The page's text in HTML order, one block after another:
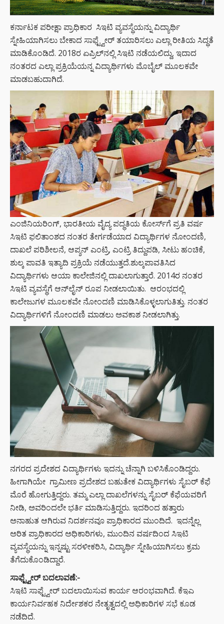
ಕರ್ನಾಟಕ ಪರೀಕ್ಷಾ ಪ್ರಾಧಿಕಾರ ಸಿಇಟಿ ವ್ಯವಸ್ಥೆಯನ್ನು ವಿದ್ಯಾರ್ಥಿ
ಸ್ನೇಹಿಯಾಗಿಸಲು ಬೇಕಾದ ಸಾಫ್ಟ್ವೇರ್‌ ತಯಾರಿಸಲು ಎಲ್ಲಾ ರೀತಿಯ ಸಿದ್ಧತೆ
ಮಾಡಿಕೊಂಡಿದೆ. 2018ರ ಏಪ್ರಿಲ್‌ನಲ್ಲಿ ಸಿಇಟಿ ನಡೆಯಲಿದ್ದು, ಇದಾದ
ನಂತರದ ಎಲ್ಲಾ ಪ್ರಕ್ರಿಯೆಯನ್ನ ವಿದ್ಯಾರ್ಥಿಗಳು ಮೊಬೈಲ್‌ ಮೂಲಕವೇ
ಮಾಡಬಹುದಾಗಿದೆ.
ಎಂಜಿನಿಯರಿಂಗ್‌, ಭಾರತೀಯ ವೈದ್ಯ ಪದ್ಧತಿಯ ಕೋರ್ಸ್‌ಗೆ ಪ್ರತಿ ವರ್ಷ
ಸಿಇಟಿ ಫ‌ಲಿತಾಂಶದ ನಂತರ ತೇರ್ಗಡೆಯಾದ ವಿದ್ಯಾರ್ಥಿಗಳ ನೋಂದಣಿ,
ದಾಖಲೆ ಪರಿಶೀಲನೆ, ಆಪ್ಶನ್‌ ಎಂಟ್ರಿ, ಎಂಟ್ರಿ ತಿದ್ದುಪಡಿ, ಸೀಟು ಹಂಚಿಕೆ,
ಶುಲ್ಕ ಪಾವತಿ ಇತ್ಯಾದಿ ಪ್ರಕ್ರಿಯೆ ನಡೆಯುತ್ತದೆ.ಶುಲ್ಕಪಾವತಿಸಿದ
ವಿದ್ಯಾರ್ಥಿಗಳು ಆಯಾ ಕಾಲೇಜಿನಲ್ಲಿ ದಾಖಲಾಗುತ್ತಾರೆ. 2014ರ ನಂತರ
ಸಿಇಟಿ ವ್ಯವಸ್ಥೆಗೆ ಆನ್‌ಲೈನ್‌ ರೂಪ ನೀಡಲಾಯಿತು. ಆರಂಭದಲ್ಲಿ
ಕಾಲೇಜುಗಳ ಮೂಲಕವೇ ನೋಂದಣಿ ಮಾಡಿಸಿಕೊಳ್ಳಲಾಗುತಿತ್ತು. ನಂತರ
ವಿದ್ಯಾರ್ಥಿಗಳಿಗೆ ನೋಂದಣಿ ಮಾಡಲು ಅವಕಾಶ ನೀಡಲಾಗಿತ್ತು.
ನಗರದ ಪ್ರದೇಶದ ವಿದ್ಯಾರ್ಥಿಗಳು ಇದನ್ನು ಚೆನ್ನಾಗಿ ಬಳಿಸಿಕೊಂಡಿದ್ದರು.
ಹೀಗಾಗಿಯೇ ಗ್ರಾಮೀಣ ಪ್ರದೇಶದ ಬಹುತೇಕ ವಿದ್ಯಾರ್ಥಿಗಳು ಸೈಬರ್‌ ಕೆಫೆ
ಮೊರೆ ಹೋಗುತ್ತಿದ್ದರು. ತಮ್ಮ ಎಲ್ಲಾ ದಾಖಲೆಗಳನ್ನು ಸೈಬರ್‌ ಕೆಫೆಯವರಿಗೆ
ನೀಡಿ, ಅವರಿಂದಲೇ ಭರ್ತಿ ಮಾಡಿಸುತ್ತಿದ್ದರು. ಇದರಿಂದ ಹತ್ತಾರು
ಅನಾಹುತ ಆಗಿರುವ ನಿದರ್ಶನವೂ ಪ್ರಾಧಿಕಾರದ ಮುಂದಿದೆ. ಇದನ್ನೆಲ್ಲ
ಅರಿತ ಪ್ರಾಧಿಕಾರದ ಅಧಿಕಾರಿಗಳು, ಮುಂದಿನ ವರ್ಷದಿಂದ ಸಿಇಟಿ
ವ್ಯವಸ್ಥೆಯನ್ನು ಇನ್ನಷ್ಟು ಸರಳೀಕರಿಸಿ, ವಿದ್ಯಾರ್ಥಿ ಸ್ನೇಹಿಯಾಗಿಸಲು ಕ್ರಮ
ತೆಗೆದುಕೊಂಡಿದ್ದಾರೆ.
ಸಾಫ್ಟ್ವೇರ್‌ ಬದಲಾವಣೆ:-
ಸಿಇಟಿ ಸಾಫ್ಟ್ವೇರ್‌ ಬದಲಾಯಿಸುವ ಕಾರ್ಯ ಆರಂಭವಾಗಿದೆ. ಕೆಇಎ
ಕಾರ್ಯನಿರ್ವಹಕ ನಿರ್ದೇಶಕರ ನೇತೃತ್ವದಲ್ಲಿ ಅಧಿಕಾರಿಗಳ ಸಭೆ ಕೂಡ
ನಡೆದಿದೆ.